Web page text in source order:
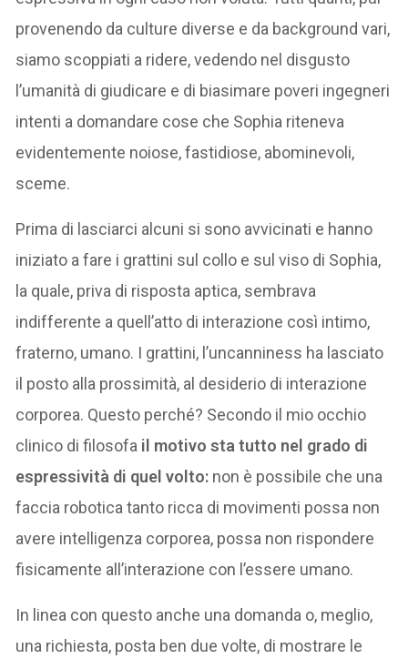
provenendo da culture diverse e da background vari,
siamo scoppiati a ridere, vedendo nel disgusto
l’umanità di giudicare e di biasimare poveri ingegneri
intenti a domandare cose che Sophia riteneva
evidentemente noiose, fastidiose, abominevoli,
sceme.
Prima di lasciarci alcuni si sono avvicinati e hanno
iniziato a fare i grattini sul collo e sul viso di Sophia,
la quale, priva di risposta aptica, sembrava
indifferente a quell’atto di interazione così intimo,
fraterno, umano. I grattini, l’uncanniness ha lasciato
il posto alla prossimità, al desiderio di interazione
corporea. Questo perché? Secondo il mio occhio
clinico di filosofa il motivo sta tutto nel grado di
espressività di quel volto: non è possibile che una
faccia robotica tanto ricca di movimenti possa non
avere intelligenza corporea, possa non rispondere
fisicamente all’interazione con l’essere umano.
In linea con questo anche una domanda o, meglio,
una richiesta, posta ben due volte, di mostrare le